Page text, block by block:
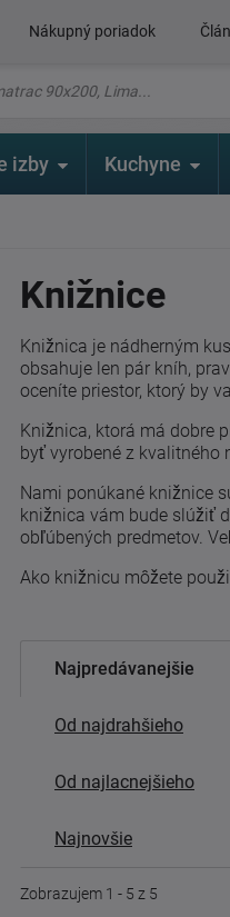
Nákupný poriadok
izby Kuchyne
Knižnice
Knižnica je nádherným
obsahuje len pár kníh,
oceníte priestor, ktorý by
Knižnica, ktorá má dobre
byť vyrobené z kvalitného
Nami ponúkané knižnice
knižnica vám bude slúžiť
obľúbených predmetov.
Ako knižnicu môžete
Najpredávanejšie
Od najdrahšieho
Od najlacnejšieho
Najnovšie
Zobrazujem 1 - 5 z 5